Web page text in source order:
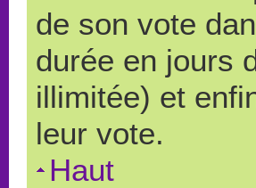
de son vote
durée en jours
illimitée) et
leur vote.
Haut